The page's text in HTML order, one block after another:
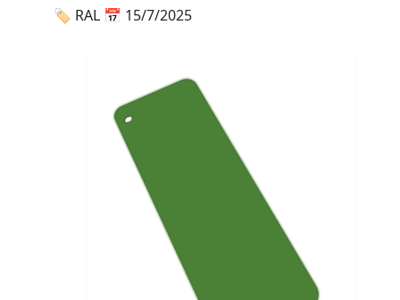
🏷 RAL 📅 15/7/2025